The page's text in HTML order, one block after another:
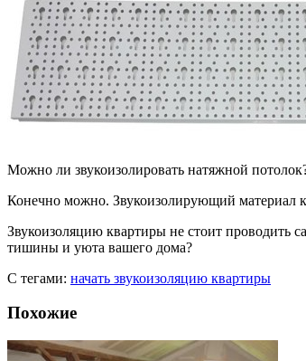
Можно ли звукоизолировать натяжной
Конечно можно. Звукоизолирующий материал
Звукоизоляцию квартиры не стоит проводить
тишины и уюта вашего дома?
С тегами: начать звукоизоляцию квартиры
Похожие